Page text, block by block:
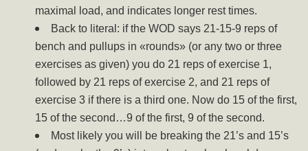
maximal load, and indicates longer rest times.
Back to literal: if the WOD says 21-15-9 reps of
bench and pullups in «rounds» (or any two or three
exercises as given) you do 21 reps of exercise 1,
followed by 21 reps of exercise 2, and 21 reps of
exercise 3 if there is a third one. Now do 15 of the first,
15 of the second…9 of the first, 9 of the second.
Most likely you will be breaking the 21’s and 15’s